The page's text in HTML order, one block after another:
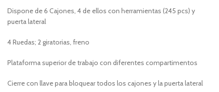
Dispone de 6 Cajones, 4 de ellos con herramientas (245 pcs) y
puerta lateral
4 Ruedas; 2 giratorias, freno
Plataforma superior de trabajo con diferentes compartimentos
Cierre con llave para bloquear todos los cajones y la puerta lateral